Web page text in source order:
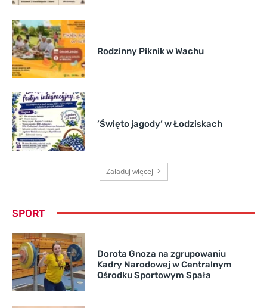
Rodzinny Piknik w Wachu
’Święto jagody’ w Łodziskach
Załaduj więcej
SPORT
Dorota Gnoza na zgrupowaniu
Kadry Narodowej w Centralnym
Ośrodku Sportowym Spała